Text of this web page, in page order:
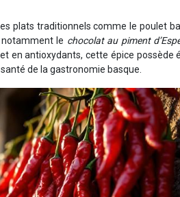
plats traditionnels comme le poulet
notamment le chocolat au piment
en antioxydants, cette épice possède
de la gastronomie basque.